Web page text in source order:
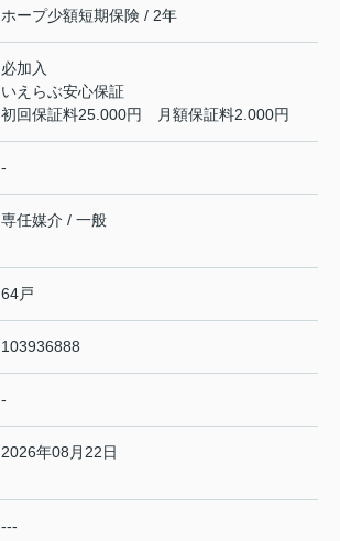
ホープ少額短期保険 / 2年
必加入
いえらぶ安心保証
初回保証料25.000円 月額保証料2.000円
-
専任媒介 / 一般
64戸
103936888
-
2026年08月22日
---